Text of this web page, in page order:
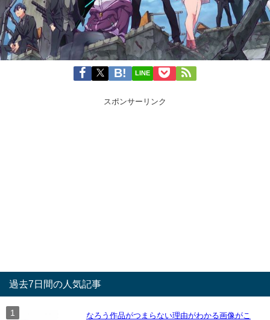
LINE
スポンサーリンク
過去7日間の人気記事
なろう作品がつまらない理由がわかる画像がこ